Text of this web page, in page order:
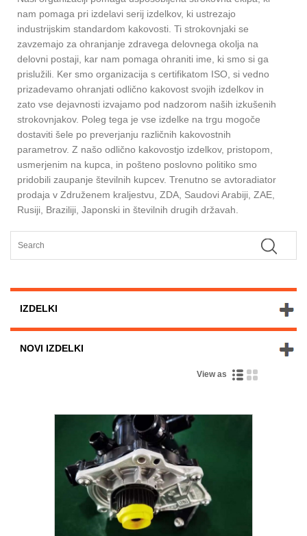
nam pomaga pri izdelavi serij izdelkov, ki ustrezajo
industrijskim standardom kakovosti. Ti strokovnjaki se
zavzemajo za ohranjanje zdravega delovnega okolja na
delovni postaji, kar nam pomaga ohraniti ime, ki smo si ga
prislužili. Ker smo organizacija s certifikatom ISO, si vedno
prizadevamo ohranjati odlično kakovost svojih izdelkov in
zato vse dejavnosti izvajamo pod nadzorom naših izkušenih
strokovnjakov. Poleg tega je vse izdelke na trgu mogoče
dostaviti šele po preverjanju različnih kakovostnih
parametrov. Z našo odlično kakovostjo izdelkov, pristopom,
usmerjenim na kupca, in pošteno poslovno politiko smo
pridobili zaupanje številnih kupcev. Trenutno se avtoradiator
prodaja v Združenem kraljestvu, ZDA, Saudovi Arabiji, ZAE,
Rusiji, Braziliji, Japonski in številnih drugih državah.
IZDELKI
NOVI IZDELKI
View as